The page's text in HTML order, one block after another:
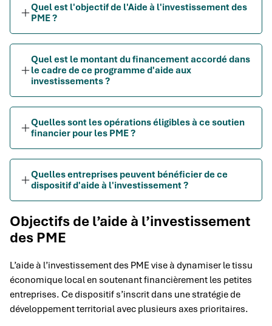
Quel est l'objectif de l'Aide à l'investissement des
PME ?
Quel est le montant du financement accordé dans
le cadre de ce programme d'aide aux
investissements ?
Quelles sont les opérations éligibles à ce soutien
financier pour les PME ?
Quelles entreprises peuvent bénéficier de ce
dispositif d'aide à l'investissement ?
Objectifs de l’aide à l’investissement
des PME
L’aide à l’investissement des PME vise à dynamiser le tissu
économique local en soutenant financièrement les petites
entreprises. Ce dispositif s’inscrit dans une stratégie de
développement territorial avec plusieurs axes prioritaires.